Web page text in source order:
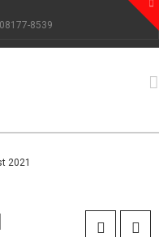
8539
2021